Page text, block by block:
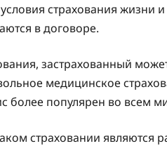
страхования жизни
в договоре.
застрахованный
медицинское
более популярен во всем
страховании являются